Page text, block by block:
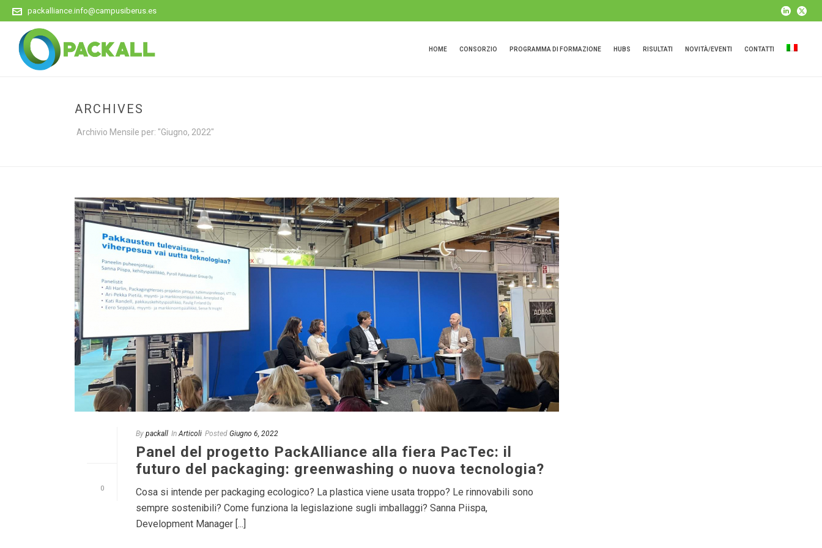
packalliance.info@campusiberus.es
HOME CONSORZIO PROGRAMMA DI FORMAZIONE HUBS RISULTATI NOVITÀ/EVENTI CONTATTI
ARCHIVES
Archivio Mensile per: "Giugno, 2022"
0
By packall In Articoli Posted Giugno 6, 2022
Panel del progetto PackAlliance alla fiera PacTec: il
futuro del packaging: greenwashing o nuova tecnologia?
Cosa si intende per packaging ecologico? La plastica viene usata troppo? Le rinnovabili sono
sempre sostenibili? Come funziona la legislazione sugli imballaggi? Sanna Piispa,
Development Manager [...]